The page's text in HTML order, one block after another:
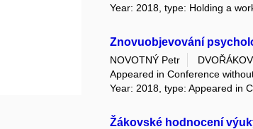
Year: 2018, type: Holding a
Znovuobjevování
NOVOTNÝ Petr
Appeared in Conference
Year: 2018, type: Appeared in
Žákovské hodnocení